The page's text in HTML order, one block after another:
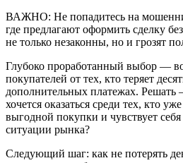
ВАЖНО: Не попадитесь на
где предлагают оформить сделку
не только незаконны, но и грозят
Глубоко проработанный выбор —
покупателей от тех, кто теряет
дополнительных платежах. Решать
хочется оказаться среди тех, кто
выгодной покупки и чувствует
ситуации рынка?
Следующий шаг: как не потерять